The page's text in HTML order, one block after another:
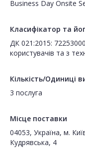
Business Day Onsite
Класифікатор та
ДК 021:2015:
користувачів та з
Кількість/Одиниці
3 послуга
Місце поставки
04053, Україна, м.
Кудрявська, 4